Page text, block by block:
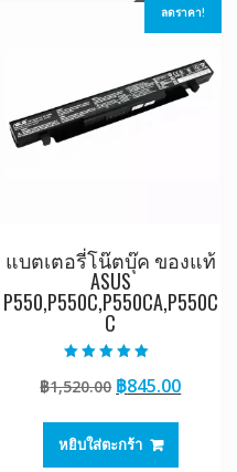
ลดราคา!
แบตเตอรี่โน๊ตบุ๊ค ของแท้
ASUS
P550,P550C,P550CA,P550C
C
5.00
ตั้งแต่ 1-5
฿1,520.00 Original
was:
฿1,520.00.
฿845.00
หยิบใส่ตะกร้า